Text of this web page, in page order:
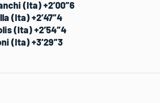
(Ita) +2’00″6
(Ita) +2’47″4
(Ita) +2’54″4
(Ita) +3’29″3